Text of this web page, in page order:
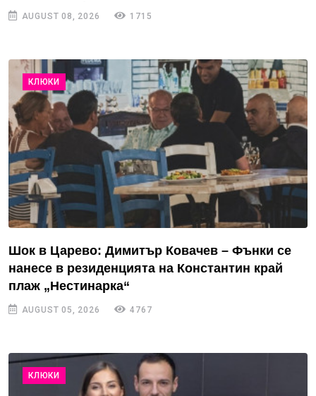
AUGUST 08, 2026 1715
КЛЮКИ
Шок в Царево: Димитър Ковачев – Фънки се
нанесе в резиденцията на Константин край
плаж „Нестинарка“
AUGUST 05, 2026 4767
КЛЮКИ